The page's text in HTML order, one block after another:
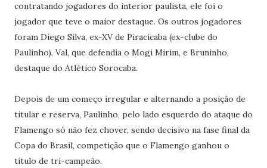
contratando jogadores do interior paulista, ele foi o
jogador que teve o maior destaque. Os outros jogadores
foram Diego Silva, ex-XV de Piracicaba (ex-clube do
Paulinho), Val, que defendia o Mogi Mirim, e Bruninho,
destaque do Atlético Sorocaba.
Depois de um começo irregular e alternando a posição de
titular e reserva, Paulinho, pelo lado esquerdo do ataque do
Flamengo só não fez chover, sendo decisivo na fase final da
Copa do Brasil, competição que o Flamengo ganhou o
título de tri-campeão.